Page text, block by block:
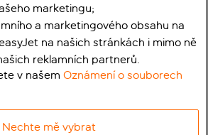
marketingu;
a marketingového obsahu na
na našich stránkách i mimo ně
reklamních partnerů.
v našemOznámení o souborech
Nechte mě vybrat